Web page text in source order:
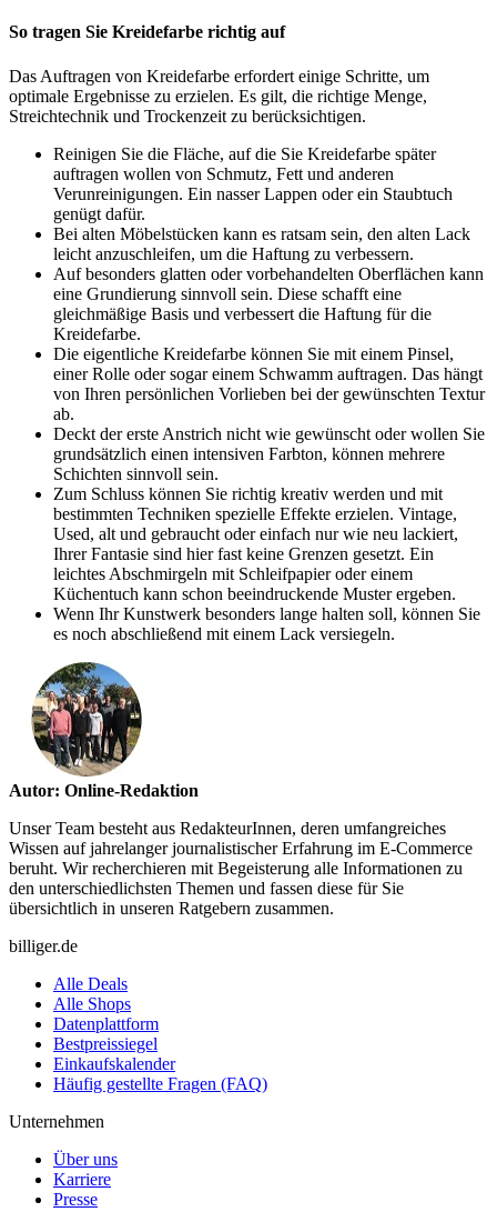
So tragen Sie Kreidefarbe richtig auf
Das Auftragen von Kreidefarbe erfordert einige Schritte, um
optimale Ergebnisse zu erzielen. Es gilt, die richtige Menge,
Streichtechnik und Trockenzeit zu berücksichtigen.
Reinigen Sie die Fläche, auf die Sie Kreidefarbe später
auftragen wollen von Schmutz, Fett und anderen
Verunreinigungen. Ein nasser Lappen oder ein Staubtuch
genügt dafür.
Bei alten Möbelstücken kann es ratsam sein, den alten Lack
leicht anzuschleifen, um die Haftung zu verbessern.
Auf besonders glatten oder vorbehandelten Oberflächen kann
eine Grundierung sinnvoll sein. Diese schafft eine
gleichmäßige Basis und verbessert die Haftung für die
Kreidefarbe.
Die eigentliche Kreidefarbe können Sie mit einem Pinsel,
einer Rolle oder sogar einem Schwamm auftragen. Das hängt
von Ihren persönlichen Vorlieben bei der gewünschten Textur
ab.
Deckt der erste Anstrich nicht wie gewünscht oder wollen Sie
grundsätzlich einen intensiven Farbton, können mehrere
Schichten sinnvoll sein.
Zum Schluss können Sie richtig kreativ werden und mit
bestimmten Techniken spezielle Effekte erzielen. Vintage,
Used, alt und gebraucht oder einfach nur wie neu lackiert,
Ihrer Fantasie sind hier fast keine Grenzen gesetzt. Ein
leichtes Abschmirgeln mit Schleifpapier oder einem
Küchentuch kann schon beeindruckende Muster ergeben.
Wenn Ihr Kunstwerk besonders lange halten soll, können Sie
es noch abschließend mit einem Lack versiegeln.
Autor: Online-Redaktion
Unser Team besteht aus RedakteurInnen, deren umfangreiches
Wissen auf jahrelanger journalistischer Erfahrung im E-Commerce
beruht. Wir recherchieren mit Begeisterung alle Informationen zu
den unterschiedlichsten Themen und fassen diese für Sie
übersichtlich in unseren Ratgebern zusammen.
billiger.de
Alle Deals
Alle Shops
Datenplattform
Bestpreissiegel
Einkaufskalender
Häufig gestellte Fragen (FAQ)
Unternehmen
Über uns
Karriere
Presse